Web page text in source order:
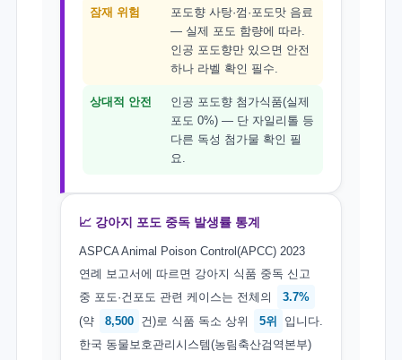
잠재 위험
포도향 사탕·껌·포도맛 음료
— 실제 포도 함량에 따라.
인공 포도향만 있으면 안전
하나 라벨 확인 필수.
상대적 안전
인공 포도향 첨가식품(실제
포도 0%) — 단 자일리톨 등
다른 독성 첨가물 확인 필
요.
📈 강아지 포도 중독 발생률 통계
ASPCA Animal Poison Control(APCC) 2023
연례 보고서에 따르면 강아지 식품 중독 신고
중 포도·건포도 관련 케이스는 전체의
3.7%
(약
8,500 건)로 식품 독소 상위 5위
입니다.
한국 동물보호관리시스템(농림축산검역본부)